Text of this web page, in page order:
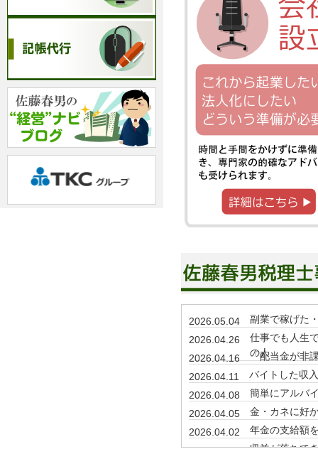
2026.05.04
副業で稼げた
2026.04.26
仕事でも人生
の人
2026.04.16
「配当金が非
2026.04.11
バイトした収
2026.04.08
簡単にアルバ
2026.04.05
金・カネに好
2026.04.02
年金の支給額
2026.03.28
収益が落ちて